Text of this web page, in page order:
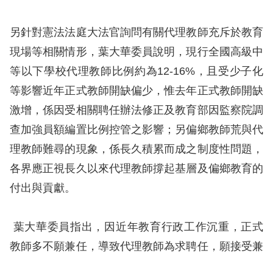
鍵
請
選
擇
語
言
兒少版
回
首
另針對憲法法庭大法官詢問有關代理教師充斥於教育
現場等相關情形，葉大華委員說明，現行全國高級中
等以下學校代理教師比例約為12-16%，且受少子化
等影響近年正式教師開缺偏少，惟去年正式教師開缺
激增，係因受相關聘任辦法修正及教育部因監察院調
查加強員額編置比例控管之影響；另偏鄉教師荒與代
理教師難尋的現象，係長久積累而成之制度性問題，
各界應正視長久以來代理教師撐起基層及偏鄉教育的
付出與貢獻。
葉大華委員指出，因近年教育行政工作沉重，正式
教師多不願兼任，導致代理教師為求聘任，願接受兼